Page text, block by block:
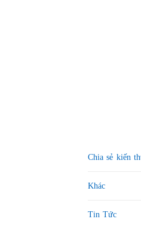
Chia sẻ kiến
Khác
Tin Tức